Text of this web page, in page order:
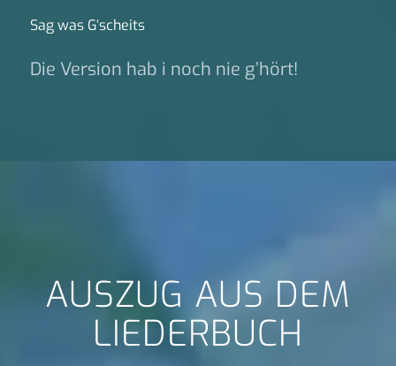
Sag was G‘scheits
Die Version hab i noch nie g’hört!
AUSZUG AUS DEM
LIEDERBUCH